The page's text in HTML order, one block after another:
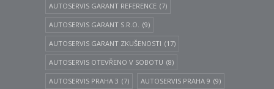
AUTOSERVIS GARANT REFERENCE (7)
AUTOSERVIS GARANT S.R.O. (9)
AUTOSERVIS GARANT ZKUŠENOSTI (17)
AUTOSERVIS OTEVŘENO V SOBOTU (8)
AUTOSERVIS PRAHA 3 (7) AUTOSERVIS PRAHA 9 (9)